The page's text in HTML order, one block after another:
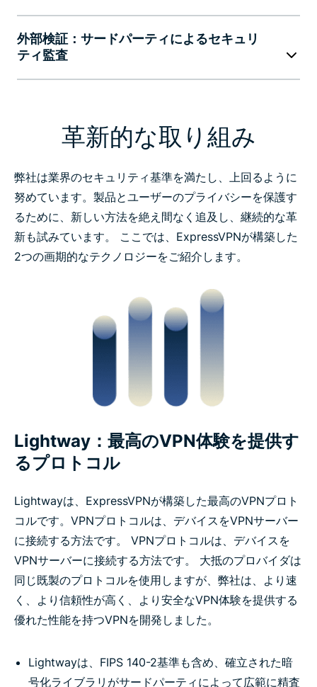
外部検証：サードパーティによるセキュリ
ティ監査
革新的な取り組み
弊社は業界のセキュリティ基準を満たし、上回るように
努めています。製品とユーザーのプライバシーを保護す
るために、新しい方法を絶え間なく追及し、継続的な革
新も試みています。 ここでは、ExpressVPNが構築した
2つの画期的なテクノロジーをご紹介します。
Lightway：最高のVPN体験を提供す
るプロトコル
Lightwayは、ExpressVPNが構築した最高のVPNプロト
コルです。VPNプロトコルは、デバイスをVPNサーバー
に接続する方法です。 VPNプロトコルは、デバイスを
VPNサーバーに接続する方法です。 大抵のプロバイダは
同じ既製のプロトコルを使用しますが、弊社は、より速
く、より信頼性が高く、より安全なVPN体験を提供する
優れた性能を持つVPNを開発しました。
Lightwayは、FIPS 140-2基準も含め、確立された暗
号化ライブラリがサードパーティによって広範に精査